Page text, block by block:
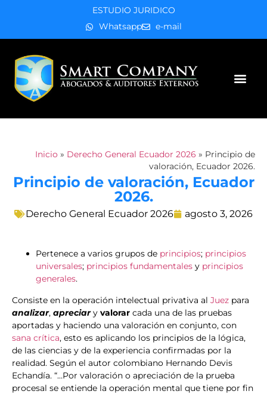
ESTUDIO JURIDICO
Whatsapp
e-mail
Inicio » Derecho General Ecuador 2026 » Principio de
valoración, Ecuador 2026.
Principio de valoración, Ecuador
2026.
Derecho General Ecuador 2026 agosto 3, 2026
Pertenece a varios grupos de principios; principios
universales; principios fundamentales y principios
generales.
Consiste en la operación intelectual privativa al Juez para
analizar, apreciary valorar cada una de las pruebas
aportadas y haciendo una valoración en conjunto, con
sana crítica, esto es aplicando los principios de la lógica,
de las ciencias y de la experiencia confirmadas por la
realidad. Según el autor colombiano Hernando Devis
Echandía. “…Por valoración o apreciación de la prueba
procesal se entiende la operación mental que tiene por fin